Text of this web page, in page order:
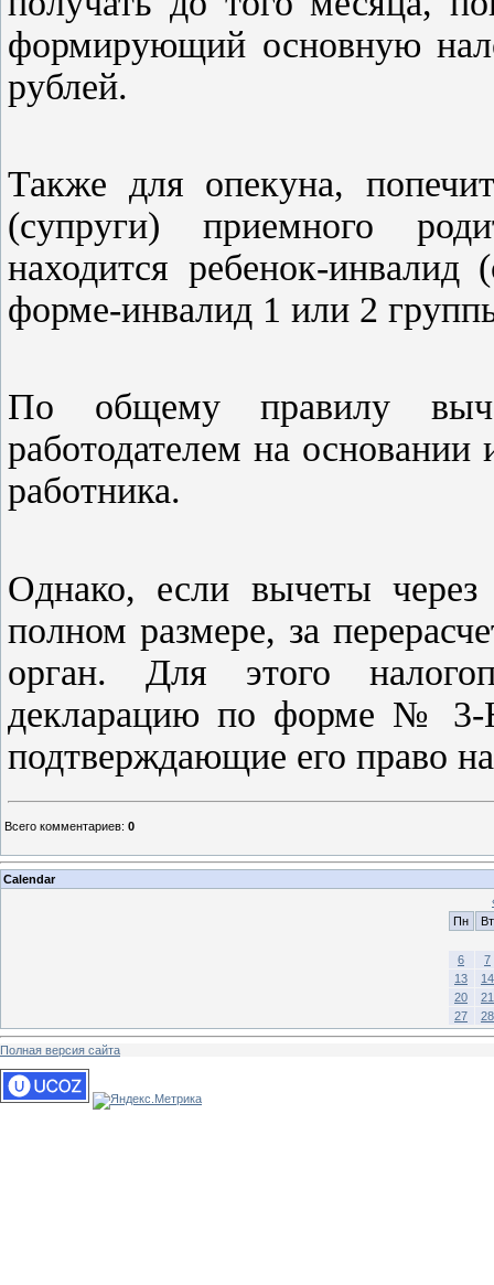
формирующий основную
рублей.
Также для опекуна,
(супруги) приемного
находится ребенок-
форме-инвалид 1 или 2
По общему правилу
работодателем на
работника.
Однако, если вычеты через
полном размере, за
орган. Для этого
декларацию по форме № 3-
подтверждающие его право
Всего комментариев: 0
Calendar
Пн
Вт
6
7
13
14
20
21
27
28
Полная версия сайта